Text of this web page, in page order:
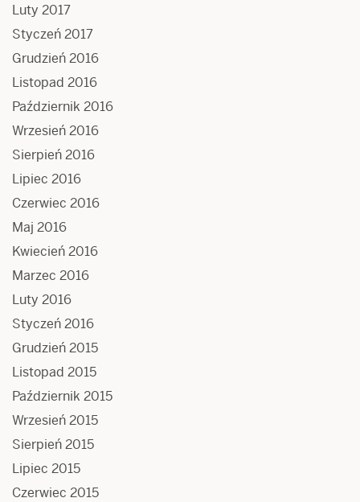
Luty 2017
Styczeń 2017
Grudzień 2016
Listopad 2016
Październik 2016
Wrzesień 2016
Sierpień 2016
Lipiec 2016
Czerwiec 2016
Maj 2016
Kwiecień 2016
Marzec 2016
Luty 2016
Styczeń 2016
Grudzień 2015
Listopad 2015
Październik 2015
Wrzesień 2015
Sierpień 2015
Lipiec 2015
Czerwiec 2015